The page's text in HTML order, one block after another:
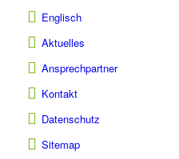
Englisch
Aktuelles
Ansprechpartner
Kontakt
Datenschutz
Sitemap